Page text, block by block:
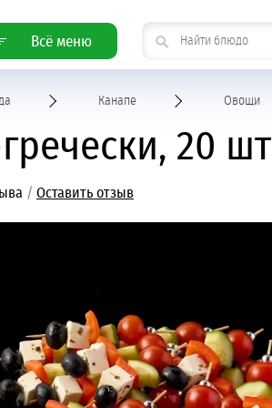
Всё меню
Канапе Овощи
20 шт
/ Оставить отзыв